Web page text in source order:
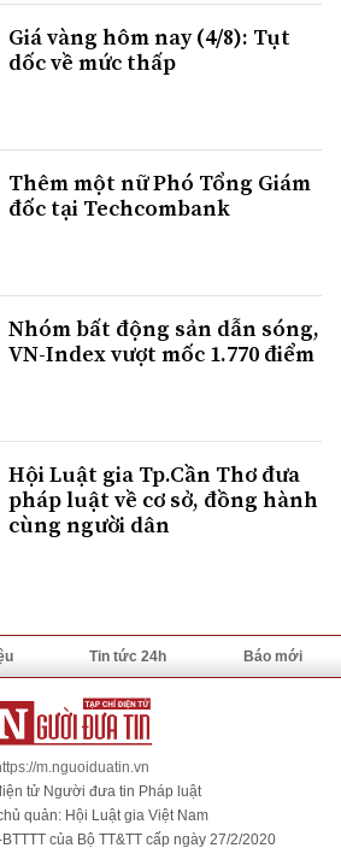
Giá vàng hôm nay (4/8): Tụt
dốc về mức thấp
Thêm một nữ Phó Tổng Giám
đốc tại Techcombank
Nhóm bất động sản dẫn sóng,
VN-Index vượt mốc 1.770 điểm
Hội Luật gia Tp.Cần Thơ đưa
pháp luật về cơ sở, đồng hành
cùng người dân
Tin tức 24h Báo mới
m.nguoiduatin.vn
tử Người đưa tin Pháp luật
quản: Hội Luật gia Việt Nam
của Bộ TT&TT cấp ngày 27/2/2020